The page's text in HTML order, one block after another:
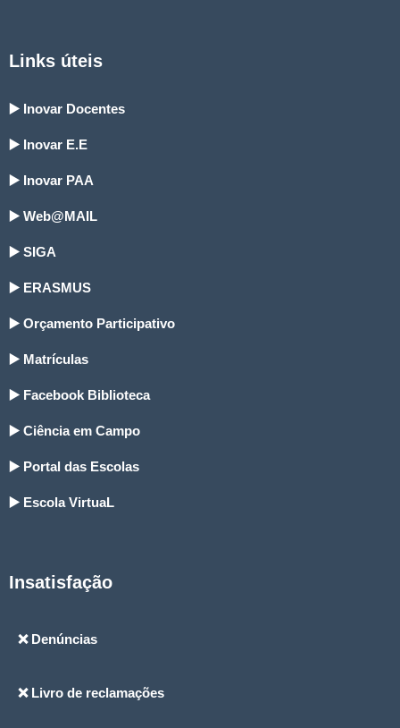
Links úteis
▶️ Inovar Docentes
▶️ Inovar E.E
▶️ Inovar PAA
▶️ Web@MAIL
▶️ SIGA
▶️ ERASMUS
▶️ Orçamento Participativo
▶️ Matrículas
▶️ Facebook Biblioteca
▶️ Ciência em Campo
▶️ Portal das Escolas
▶️ Escola VirtuaL
Insatisfação
❌ Denúncias
❌ Livro de reclamações